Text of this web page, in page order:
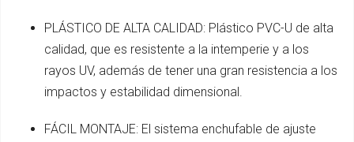
PLÁSTICO DE ALTA CALIDAD: Plástico PVC-U de alta
calidad, que es resistente a la intemperie y a los
rayos UV, además de tener una gran resistencia a los
impactos y estabilidad dimensional.
FÁCIL MONTAJE: El sistema enchufable de ajuste